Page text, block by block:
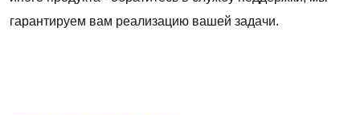
гарантируем вам реализацию вашей задачи.